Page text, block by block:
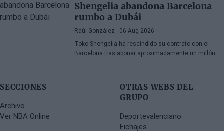
Shengelia abandona Barcelona
rumbo a Dubái
Raúl González - 06 Aug 2026
Toko Shengelia ha rescindido su contrato con el
Barcelona tras abonar aproximadamente un millón
encuentros entre competiciones europeas y
SECCIONES
Archivo
Ver NBA Online
OTRAS WEBS DEL
GRUPO
Deportevalenciano
Fichajes